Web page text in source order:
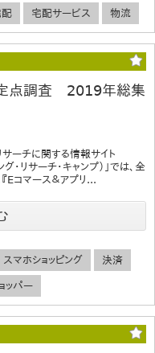
配 宅配サービス 物流
定点調査 2019年総集
サーチに関する情報サイト
リサーチ・キャンプ）」では、全
コマース＆アプリ...
スマホショッピング 決済
ッパー